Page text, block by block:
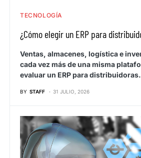
TECNOLOGÍA
¿Cómo elegir un ERP para
Ventas, almacenes, logística e
cada vez más de una misma
evaluar un ERP para distribuidoras.
BY STAFF 31 JULIO, 2026